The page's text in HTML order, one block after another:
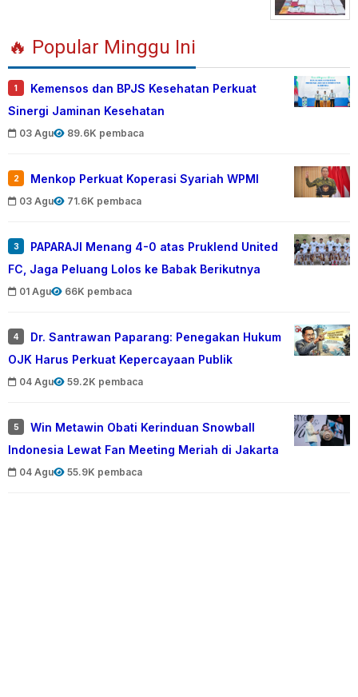
🔥 Popular Minggu Ini
1
Kemensos dan BPJS Kesehatan Perkuat
Sinergi Jaminan Kesehatan
03 Agu 89.6K pembaca
2 Menkop Perkuat Koperasi Syariah WPMI
03 Agu 71.6K pembaca
3
PAPARAJI Menang 4-0 atas Pruklend United
FC, Jaga Peluang Lolos ke Babak Berikutnya
01 Agu 66K pembaca
4
Dr. Santrawan Paparang: Penegakan Hukum
OJK Harus Perkuat Kepercayaan Publik
04 Agu 59.2K pembaca
5
Win Metawin Obati Kerinduan Snowball
Indonesia Lewat Fan Meeting Meriah di Jakarta
04 Agu 55.9K pembaca